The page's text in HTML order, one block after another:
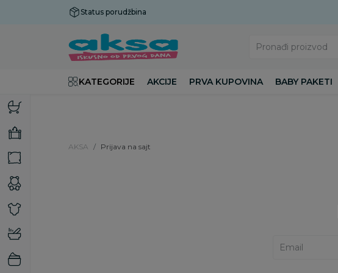
Status porudžbina
Pronađi proizvod
KATEGORIJE AKCIJE PRVA KUPOVINA BABY PAKETI
AKSA Prijava na sajt
Email